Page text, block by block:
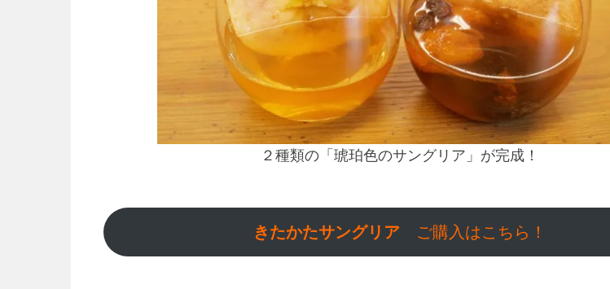
２種類の「琥珀色のサングリア」が完成！
きたかたサングリアご購入はこちら！